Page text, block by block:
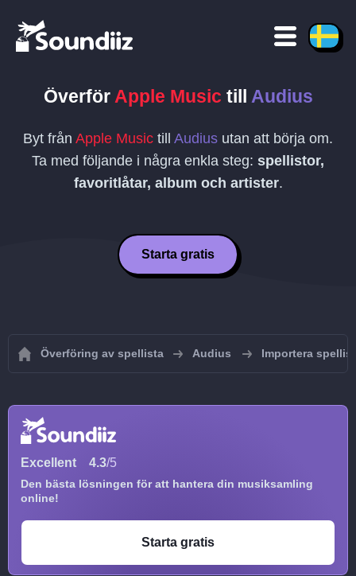
Överför Apple Music till Audius
Byt från Apple Music till Audius utan att börja om.
Ta med följande i några enkla steg: spellistor,
favoritlåtar, album och artister.
Starta gratis
Överföring av spellista Audius Importera
Excellent 4.3/5
Den bästa lösningen för att hantera din musiksamling
online!
Starta gratis